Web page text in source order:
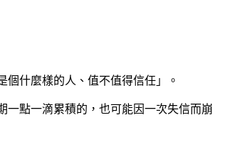
什麼樣的人、值不值得信任」。
一點一滴累積的，也可能因一次失信而崩